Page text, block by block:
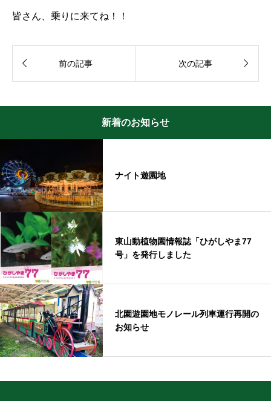
皆さん、乗りに来てね！！
 前の記事 次の記事 
新着のお知らせ
ナイト遊園地
東山動植物園情報誌「ひがしやま77
号」を発行しました
北園遊園地モノレール列車運行再開の
お知らせ